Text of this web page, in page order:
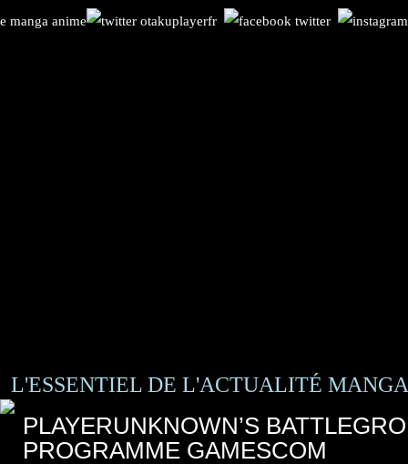
L'ESSENTIEL DE L'ACTUALITÉ
PLAYERUNKNOWN’S
PROGRAMME GAMESCOM